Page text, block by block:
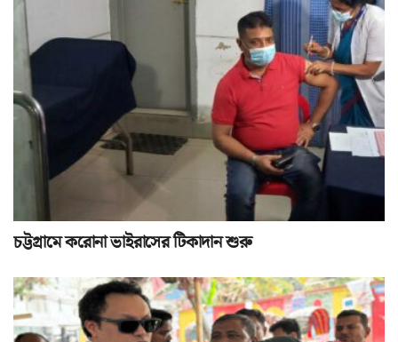
চট্টগ্রামে করোনা ভাইরাসের টিকাদান শুরু